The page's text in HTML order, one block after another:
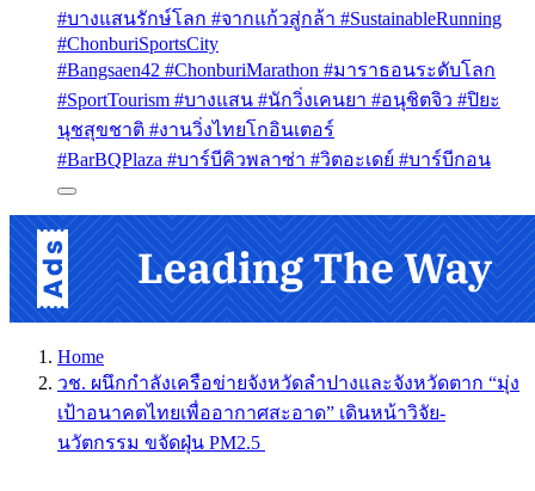
#บางแสนรักษ์โลก #จากแก้วสู่กล้า #SustainableRunning
#ChonburiSportsCity
#Bangsaen42 #ChonburiMarathon #มาราธอนระดับโลก
#SportTourism #บางแสน #นักวิ่งเคนยา #อนุชิตจิว #ปิยะ
นุชสุขชาติ #งานวิ่งไทยโกอินเตอร์
#BarBQPlaza #บาร์บีคิวพลาซ่า #วิตอะเดย์ #บาร์บีกอน
Home
วช. ผนึกกำลังเครือข่ายจังหวัดลำปางและจังหวัดตาก “มุ่ง
เป้าอนาคตไทยเพื่ออากาศสะอาด” เดินหน้าวิจัย-
นวัตกรรม ขจัดฝุ่น PM2.5